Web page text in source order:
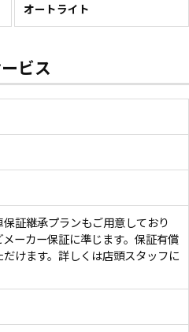
オートライト
ビス
証継承プランもご用意しており
ーカー保証に準じます。保証有償
けます。詳しくは店頭スタッフに